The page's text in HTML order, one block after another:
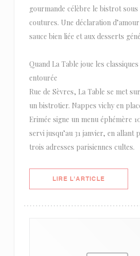
gourmande célèbre le bistrot sous
coutures. Une déclaration
sauce bien liée et aux desserts
Quand La Table joue les
entourée
Rue de Sèvres, La Table se met
un bistrotier. Nappes vichy en
Erimée signe un menu éphémère
servi jusqu’au 31 janvier, en allant
trois adresses parisiennes cultes.
LIRE L'ARTICLE((OUVRE